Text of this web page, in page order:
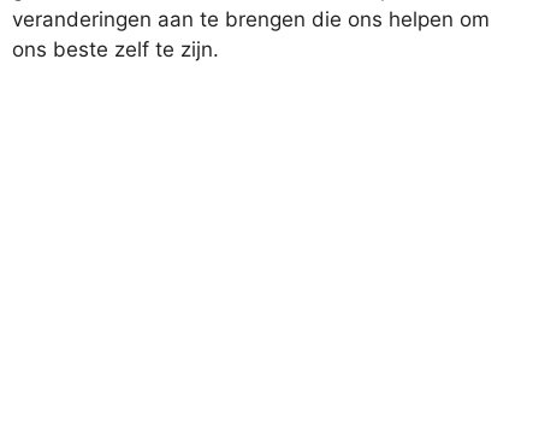
veranderingen aan te brengen die ons helpen om
ons beste zelf te zijn.